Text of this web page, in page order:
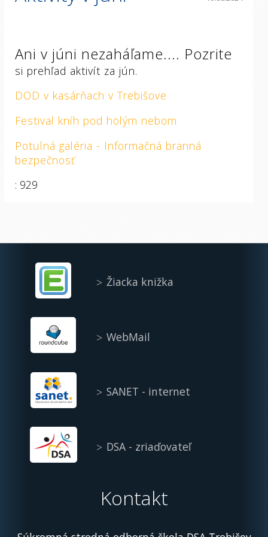
Ani v júni nezaháľame.... Pozrite
si prehľad aktivít za jún.
DOD v kasárňach v Trebišove
Festival kníh pod holým nebom
Potulná galéria - Informačná branná
bezpečnosť
: 929
Žiacka knižka
WebMail
SANET - internet
DSA - zriaďovateľ
Kontakt